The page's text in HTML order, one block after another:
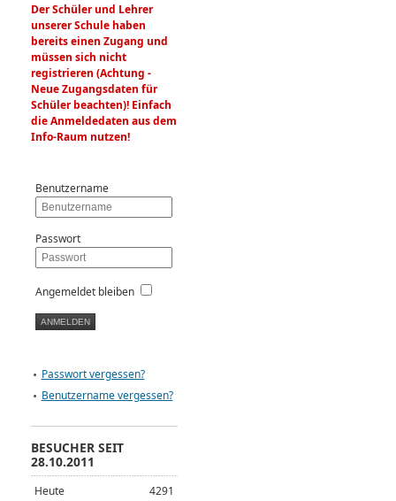
Der Schüler und Lehrer
unserer Schule haben
bereits einen Zugang und
müssen sich nicht
registrieren (Achtung -
Neue Zugangsdaten für
Schüler beachten)! Einfach
die Anmeldedaten aus dem
Info-Raum nutzen!
Benutzername
Passwort
Angemeldet bleiben
Passwort vergessen?
Benutzername vergessen?
BESUCHER SEIT
28.10.2011
Heute
4291